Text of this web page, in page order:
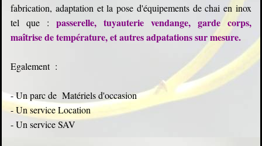
fabrication, adaptation et la pose d'équipements de chai en inox
tel que : passerelle, tuyauterie vendange, garde corps,
maîtrise de température, et autres adpatations sur mesure.
Egalement :
- Un parc de Matériels d'occasion
- Un service Location
- Un service SAV